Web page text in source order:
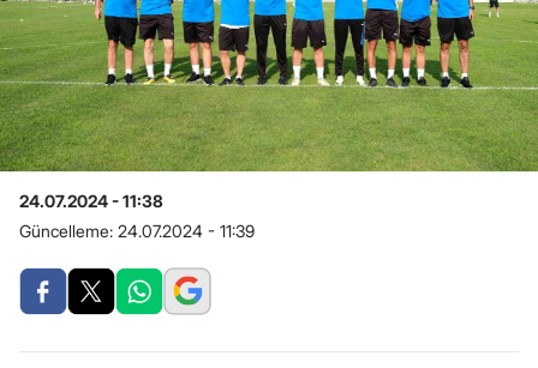
24.07.2024 - 11:38
Güncelleme: 24.07.2024 - 11:39